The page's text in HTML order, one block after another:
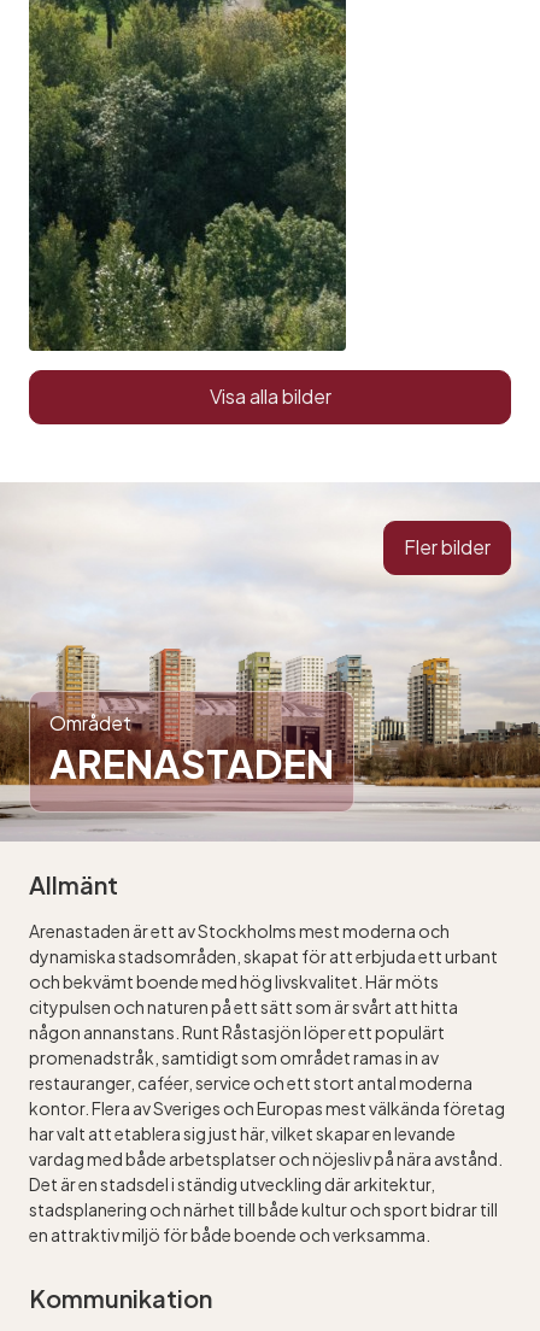
Visa alla bilder
Området
ARENASTADEN
Fler bilder
Allmänt
Arenastaden är ett av Stockholms mest moderna och
dynamiska stadsområden, skapat för att erbjuda ett urbant
och bekvämt boende med hög livskvalitet. Här möts
citypulsen och naturen på ett sätt som är svårt att hitta
någon annanstans. Runt Råstasjön löper ett populärt
promenadstråk, samtidigt som området ramas in av
restauranger, caféer, service och ett stort antal moderna
kontor. Flera av Sveriges och Europas mest välkända företag
har valt att etablera sig just här, vilket skapar en levande
vardag med både arbetsplatser och nöjesliv på nära avstånd.
Det är en stadsdel i ständig utveckling där arkitektur,
stadsplanering och närhet till både kultur och sport bidrar till
en attraktiv miljö för både boende och verksamma.
Kommunikation